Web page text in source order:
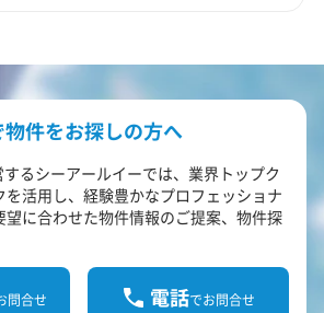
件をお探しの方へ
るシーアールイーでは、業界トップク
を活用し、経験豊かなプロフェッショナ
望に合わせた物件情報のご提案、物件探
問合せ 電話でお問合せ